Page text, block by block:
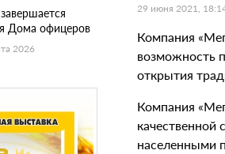
Дома офицеров
2026
29 июня 2021,
Компания
возможность
открытия
Компания
населенными